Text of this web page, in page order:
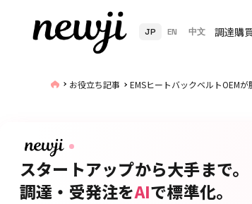
JP EN 中文 調達購
お役立ち記事 EMSヒートバックベルトOEM
スタートアップから大手まで。
調達・受発注をAIで標準化。